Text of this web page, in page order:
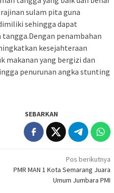
sulam pita guna
sehingga dapat
penambahan
kesejahteraan
makanan yang bergizi dan
penurunan angka stunting
SEBARKAN
Pos berikutnya
PMR MAN 1 Kota Semarang Juara
Umum Jumbara PMI